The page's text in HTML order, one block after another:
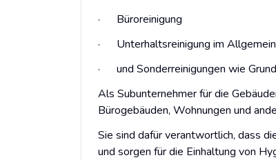
· Büroreinigung
· Unterhaltsreinigung im
· und Sonderreinigungen wie
Als Subunternehmer für die
Bürogebäuden, Wohnungen und
Sie sind dafür verantwortlich, dass
und sorgen für die Einhaltung von